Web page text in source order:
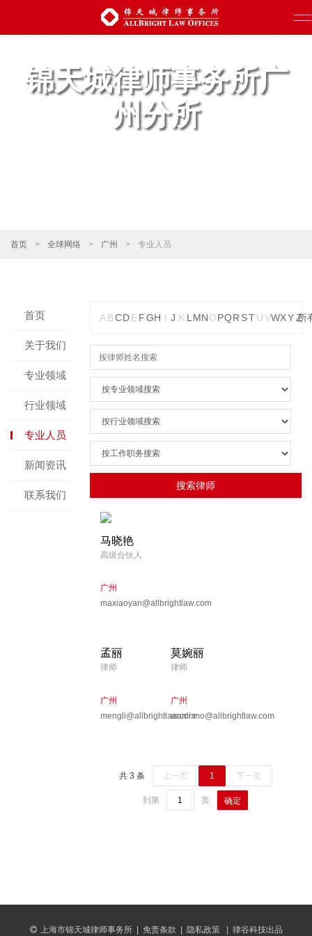
锦天城律师事务所广
州分所
首页 > 全球网络 > 广州 > 专业人员
首页
关于我们
专业领域
行业领域
专业人员
新闻资讯
联系我们
ABCDE FGH I J K L MNOPQR STUVWXYZ
所
马晓艳
高级合伙人
广州
maxiaoyan@allbrightlaw.com
孟丽
律师
广州
mengli@allbrightlaw.com
莫婉丽
律师
广州
wanli.mo@allbrightlaw.com
共 3 条 上一页 1 下一页
到第 页 确定
上海市锦天城律师事务所 | 免责条款 | 隐私政策 | 律谷科技出品